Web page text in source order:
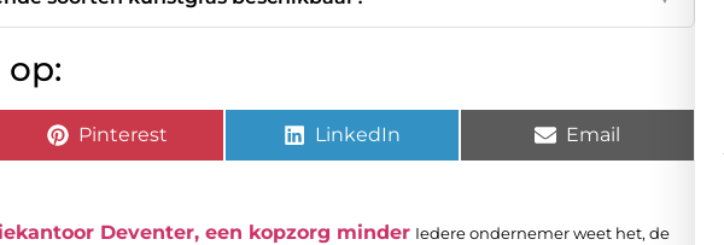
Pinterest LinkedIn Email
Deventer, een kopzorg minder Iedere ondernemer weet het, de